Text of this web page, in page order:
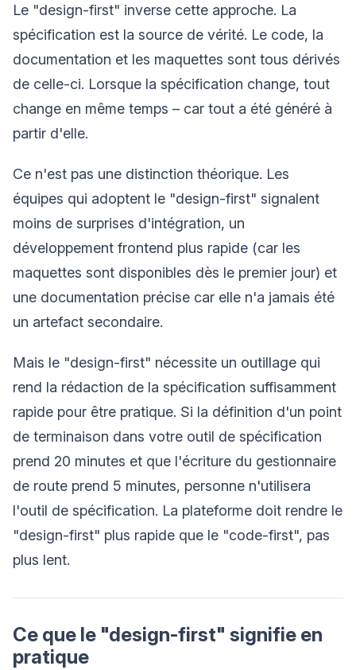
Le "design-first" inverse cette approche. La
spécification est la source de vérité. Le code, la
documentation et les maquettes sont tous dérivés
de celle-ci. Lorsque la spécification change, tout
change en même temps – car tout a été généré à
partir d'elle.
Ce n'est pas une distinction théorique. Les
équipes qui adoptent le "design-first" signalent
moins de surprises d'intégration, un
développement frontend plus rapide (car les
maquettes sont disponibles dès le premier jour) et
une documentation précise car elle n'a jamais été
un artefact secondaire.
Mais le "design-first" nécessite un outillage qui
rend la rédaction de la spécification suffisamment
rapide pour être pratique. Si la définition d'un point
de terminaison dans votre outil de spécification
prend 20 minutes et que l'écriture du gestionnaire
de route prend 5 minutes, personne n'utilisera
l'outil de spécification. La plateforme doit rendre le
"design-first" plus rapide que le "code-first", pas
plus lent.
Ce que le "design-first" signifie en
pratique